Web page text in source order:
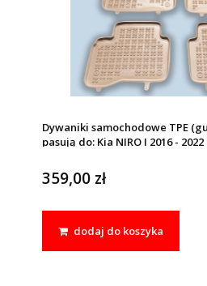
Dywaniki samochodowe TPE
pasują do: Kia NIRO I 2016 - 2022
359,00 zł
dodaj do koszyka